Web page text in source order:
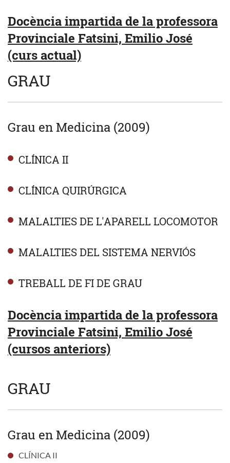
Docència impartida de la professora
Provinciale Fatsini, Emilio José
(curs actual)
GRAU
Grau en Medicina (2009)
CLÍNICA II
CLÍNICA QUIRÚRGICA
MALALTIES DE L'APARELL LOCOMOTOR
MALALTIES DEL SISTEMA NERVIÓS
TREBALL DE FI DE GRAU
Docència impartida de la professora
Provinciale Fatsini, Emilio José
(cursos anteriors)
GRAU
Grau en Medicina (2009)
CLÍNICA II